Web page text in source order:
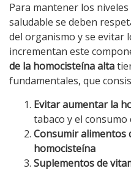
Para mantener los
saludable se deben
del organismo y se evitar
incrementan este
de la homocisteína alta
fundamentales, que
Evitar aumentar la
tabaco y el consumo
Consumir alimentos
homocisteína
Suplementos de